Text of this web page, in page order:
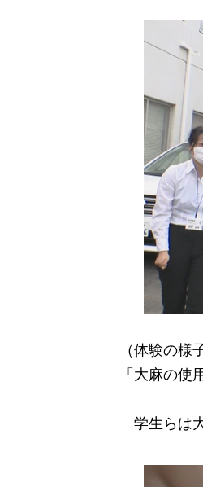
（体験の様
「大麻の使
学生らは